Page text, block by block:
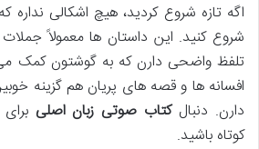
اگه تازه شروع کردید، هیچ اشکالی نداره
شروع کنید. این داستان ها معمولاً
تلفظ واضحی دارن که به گوشتون کمک می
افسانه ها و قصه های پریان هم گزینه
دارن. دنبالکتاب صوتی زبان اصلی
کوتاه باشید.